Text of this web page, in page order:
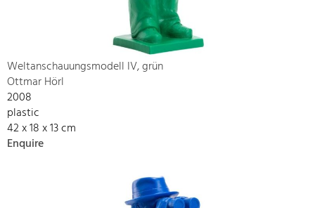
Weltanschauungsmodell IV, grün
Ottmar Hörl
2008
plastic
42 x 18 x 13 cm
Enquire